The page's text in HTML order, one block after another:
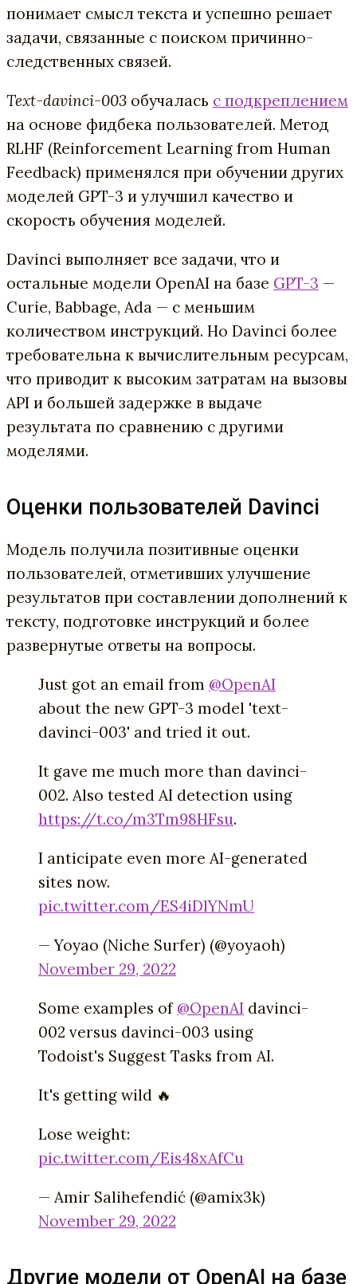
понимает смысл текста и успешно решает
задачи, связанные с поиском причинно-
следственных связей.
Text-davinci-003 обучалась с подкреплением
на основе фидбека пользователей. Метод
RLHF (Reinforcement Learning from Human
Feedback) применялся при обучении других
моделей GPT-3 и улучшил качество и
скорость обучения моделей.
Davinci выполняет все задачи, что и
остальные модели OpenAI на базе GPT-3 —
Curie, Babbage, Ada — с меньшим
количеством инструкций. Но Davinci более
требовательна к вычислительным ресурсам,
что приводит к высоким затратам на вызовы
API и большей задержке в выдаче
результата по сравнению с другими
моделями.
Оценки пользователей Davinci
Модель получила позитивные оценки
пользователей, отметивших улучшение
результатов при составлении дополнений к
тексту, подготовке инструкций и более
развернутые ответы на вопросы.
Just got an email from @OpenAI
about the new GPT-3 model 'text-
davinci-003' and tried it out.
It gave me much more than davinci-
002. Also tested AI detection using
https://t.co/m3Tm98HFsu.
I anticipate even more AI-generated
sites now.
pic.twitter.com/ES4iDlYNmU
— Yoyao (Niche Surfer) (@yoyaoh)
November 29, 2022
Some examples of @OpenAI davinci-
002 versus davinci-003 using
Todoist's Suggest Tasks from AI.
It's getting wild 🔥
Lose weight:
pic.twitter.com/Eis48xAfCu
— Amir Salihefendić (@amix3k)
November 29, 2022
Другие модели от OpenAI на базе